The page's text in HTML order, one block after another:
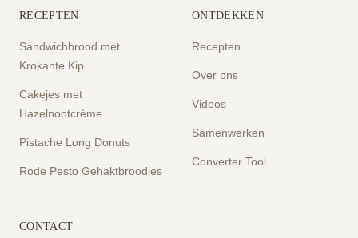
RECEPTEN
Sandwichbrood met
Krokante Kip
Cakejes met
Hazelnootcrème
Pistache Long Donuts
Rode Pesto Gehaktbroodjes
ONTDEKKEN
Recepten
Over ons
Videos
Samenwerken
Converter Tool
CONTACT